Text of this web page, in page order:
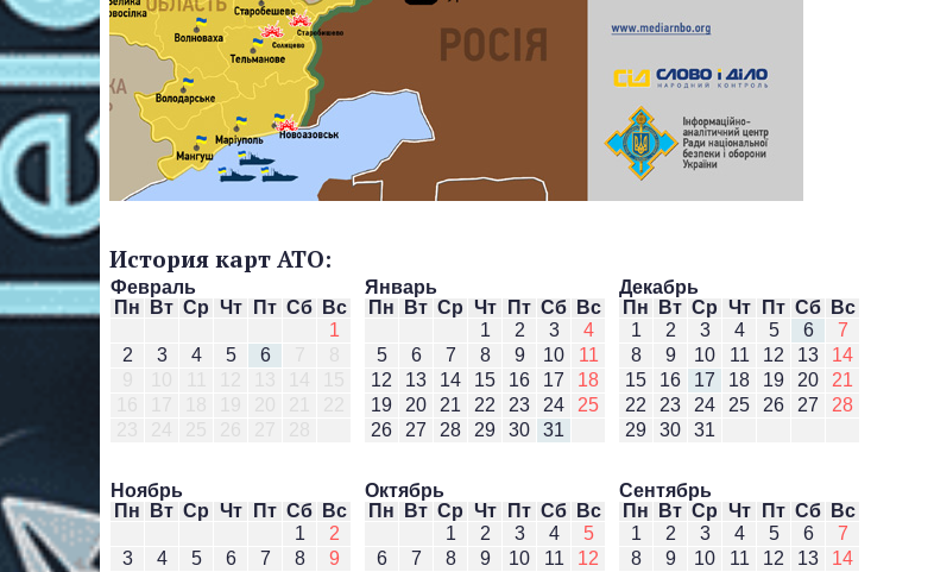
История карт АТО:
Февраль
Пн
Вт Ср Чт Пт Сб
Вс
1
2
3 4 5 6
Январь
Пн
Вт Ср Чт Пт Сб
Вс
1
2 3
4
5
6 7 8 9 10
11
12
13 14 15 16 17
18
19
20 21 22 23 24
25
26
27 28 29 30 31
Декабрь
Пн
Вт Ср Чт Пт Сб
Вс
1
2 3 4 5 6
7
8
9 10 11 12 13
14
15
16 17 18 19 20
21
22
23 24 25 26 27
28
29
30 31
Ноябрь
Пн
Вт Ср Чт Пт Сб
Вс
1
2
3
4 5 6 7 8
9
Октябрь
Пн
Вт Ср Чт Пт Сб
Вс
1
2 3 4
5
6
7 8 9 10 11
12
Сентябрь
Пн
Вт Ср Чт Пт Сб
Вс
1
2 3 4 5 6
7
8
9 10 11 12 13
14
аспирантуру